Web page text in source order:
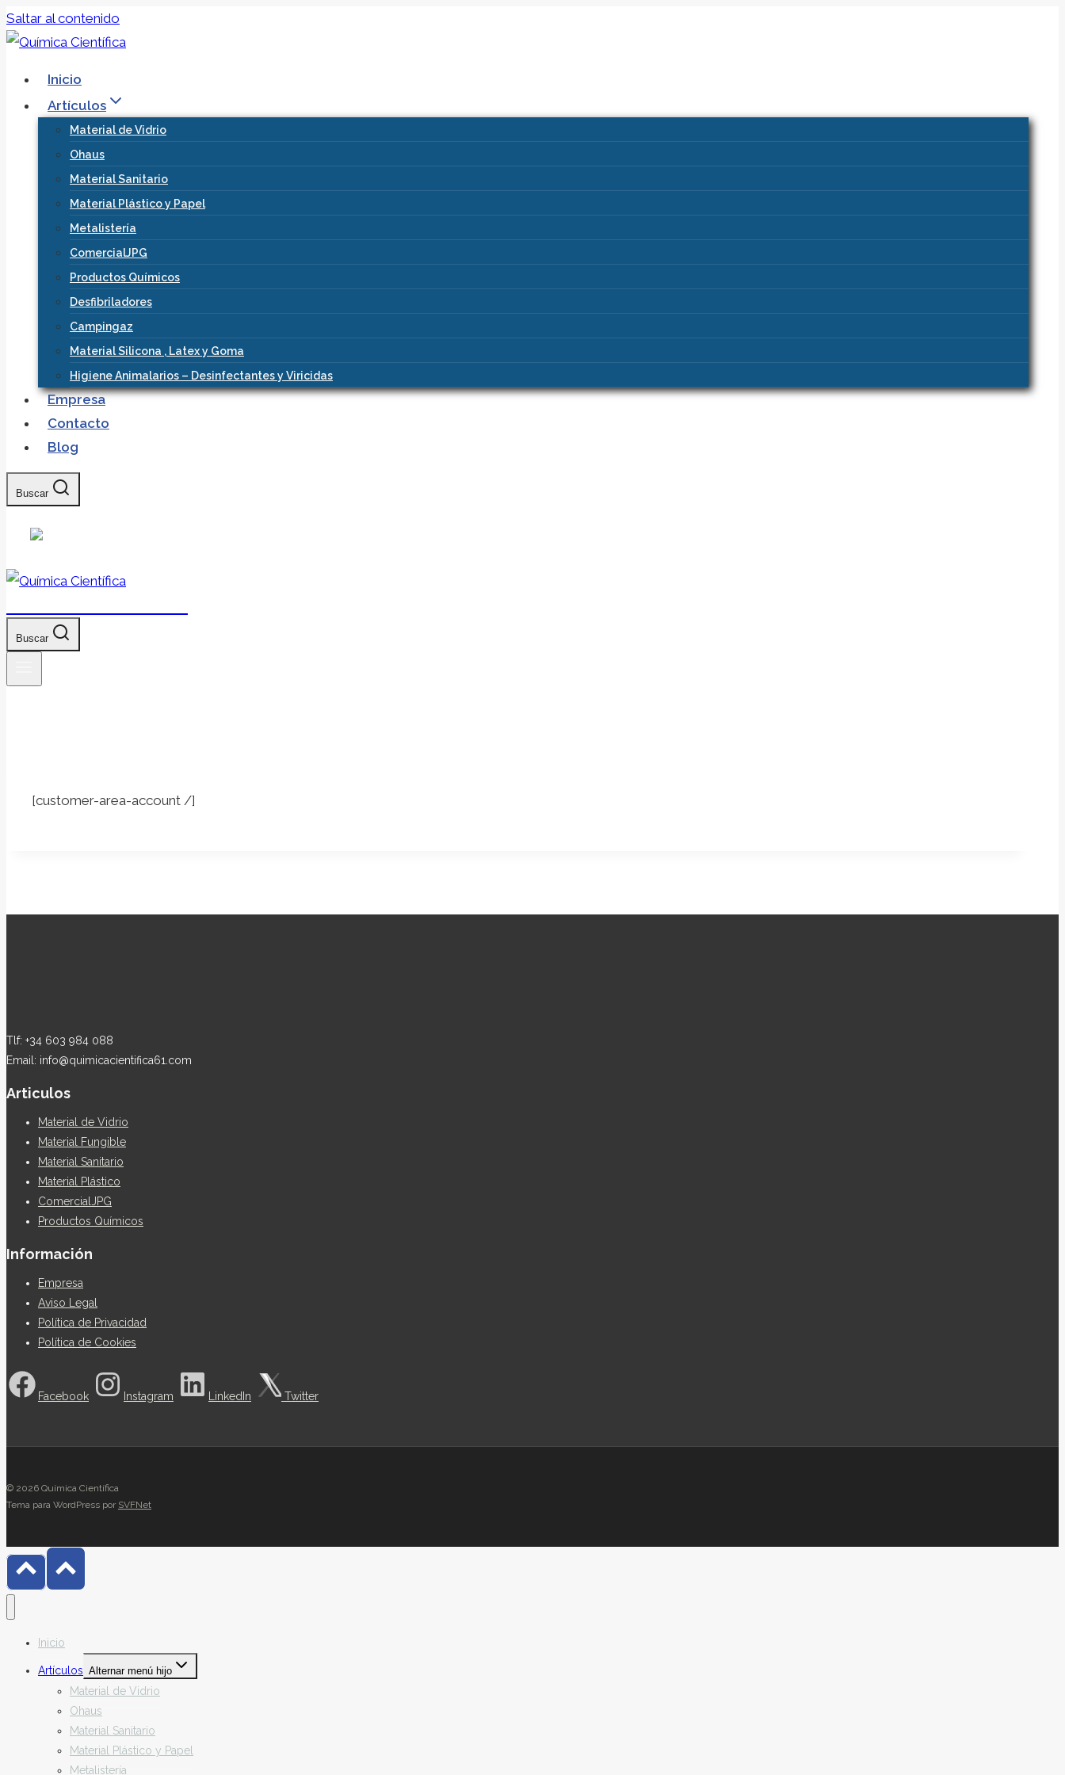
Saltar al contenido
Inicio
Artículos
Material de Vidrio
Ohaus
Material Sanitario
Material Plástico y Papel
Metalistería
ComercialJPG
Productos Químicos
Desfibriladores
Campingaz
Material Silicona , Latex y Goma
Higiene Animalarios – Desinfectantes y Viricidas
Empresa
Contacto
Blog
Buscar
Buscar
[customer-area-account /]
Tlf: +34 603 984 088
Email: info@quimicacientifica61.com
Articulos
Material de Vidrio
Material Fungible
Material Sanitario
Material Plástico
ComercialJPG
Productos Químicos
Información
Empresa
Aviso Legal
Política de Privacidad
Política de Cookies
Facebook Instagram LinkedIn Twitter
© 2026 Química Científica
Tema para WordPress por SVFNet
Inicio
Artículos Alternar menú hijo
Material de Vidrio
Ohaus
Material Sanitario
Material Plástico y Papel
Metalistería